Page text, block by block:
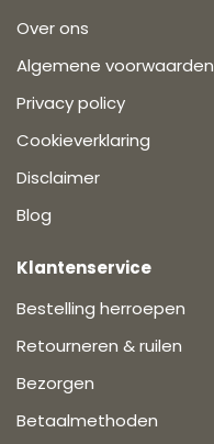
Over ons
Algemene voorwaarden
Privacy policy
Cookieverklaring
Disclaimer
Blog
Klantenservice
Bestelling herroepen
Retourneren & ruilen
Bezorgen
Betaalmethoden